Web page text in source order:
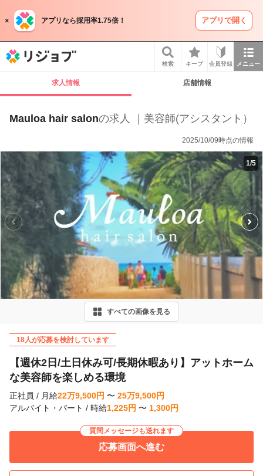
アプリなら採用率1.75倍！ アプリで開く
検索 キープ 会員登録 メニュー
求人情報 店舗情報
Mauloa hair salonの求人 ｜美容師(アシスタント）
2025/10/09時点の情報
1/5
すべての画像を見る
18人が応募を検討しています
【週休2日/土日休み可/長期休暇あり】アットホーム
な美容師を楽しめる環境
正社員 / 月給22万9,500円 〜 25万9,500円
アルバイト・パート / 時給1,225円 〜 1,300円
質問メッセージも送れます
応募画面へ進む